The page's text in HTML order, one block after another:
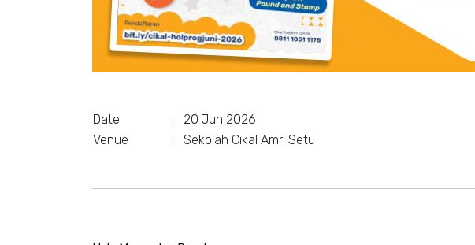
Date :
20 Jun 2026
Venue
: Sekolah Cikal Amri Setu